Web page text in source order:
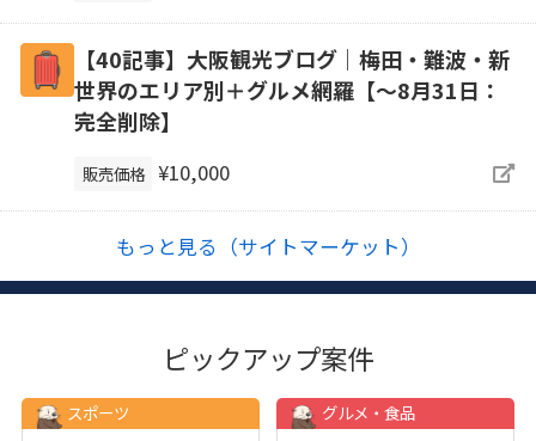
【40記事】大阪観光ブログ｜梅田・難波・新
世界のエリア別＋グルメ網羅【～8月31日：
完全削除】
販売価格 ¥10,000
もっと見る（サイトマーケット）
ピックアップ案件
スポーツ
グルメ・食品